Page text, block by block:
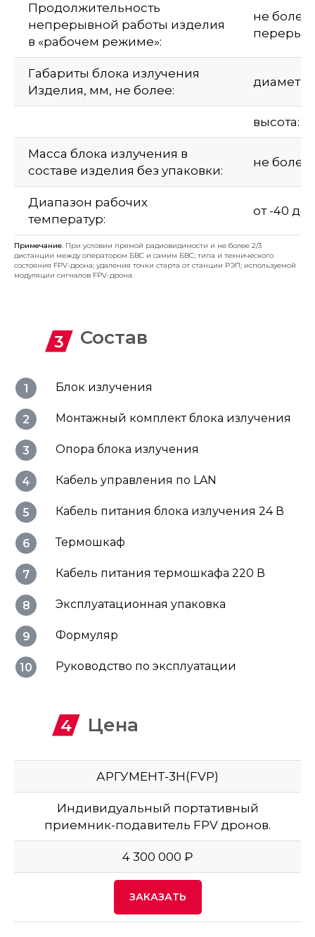
Продолжительность
непрерывной работы изделия
в «рабочем режиме»:
не
Габариты блока излучения
Изделия, мм, не более:
диаметр:
высота:
Macca блока излучения в
составе изделия без упаковки:
не более
Диапазон рабочих
температур:
от -40 до
Примечание. При условии прямой радиовидимости и не более 2/3
дистанции между оператором БВС и самим БВС; типа и технического
состояния FPV-дpoнa; удаления точки старта от станции РЭП; используемой
модуляции сигналов FPV-дpoнa.
Состав
Блок излучения
Монтажный комплект блока излучения
Опора блока излучения
Кабель управления по LAN
Кабель питания блока излучения 24 В
Термошкаф
Кабель питания термошкафа 220 В
Эксплуатационная упаковка
Формуляр
Руководство по эксплуатации
Цена
АРГУМЕНТ-3H(FVP)
Индивидуальный портативный
приемник-подавитель FPV дронов.
4 300 000 ₽
ЗАКАЗАТЬ